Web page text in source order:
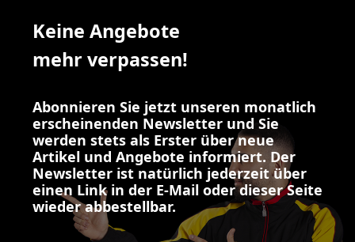
Keine Angebote
mehr verpassen!
Abonnieren Sie jetzt unseren monatlich
erscheinenden Newsletter und Sie
werden stets als Erster über neue
Artikel und Angebote informiert. Der
Newsletter ist natürlich jederzeit über
einen Link in der E-Mail oder dieser Seite
wieder abbestellbar.